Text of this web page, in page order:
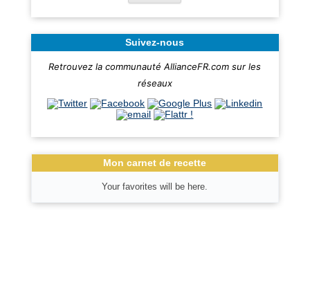
Suivez-nous
Retrouvez la communauté AllianceFR.com sur les
réseaux
Mon carnet de recette
Your favorites will be here.